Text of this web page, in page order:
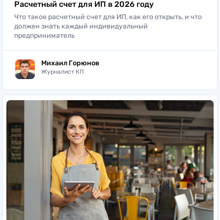
Расчетный счет для ИП в 2026 году
Что такое расчетный счет для ИП, как его открыть, и что
должен знать каждый индивидуальный
предприниматель
Михаил Горюнов
Журналист КП